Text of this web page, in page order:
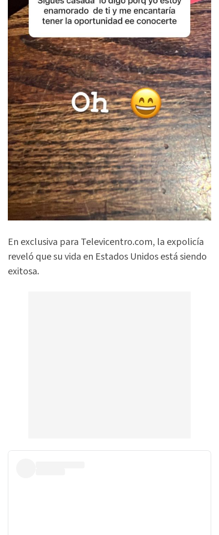
En exclusiva para Televicentro.com, la expolicía
reveló que su vida en Estados Unidos está siendo
exitosa.